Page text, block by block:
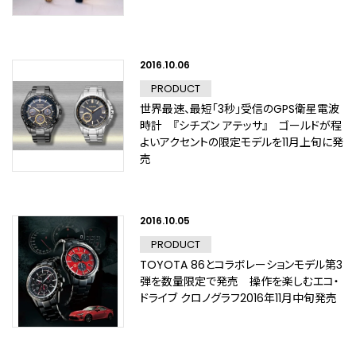
2016.10.06
PRODUCT
世界最速、最短「3秒」受信のGPS衛星電波
時計 『シチズン アテッサ』 ゴールドが程
よいアクセントの限定モデルを11月上旬に発
売
2016.10.05
PRODUCT
TOYOTA 86とコラボレーションモデル第3
弾を数量限定で発売 操作を楽しむエコ・
ドライブ クロノグラフ2016年11月中旬発売